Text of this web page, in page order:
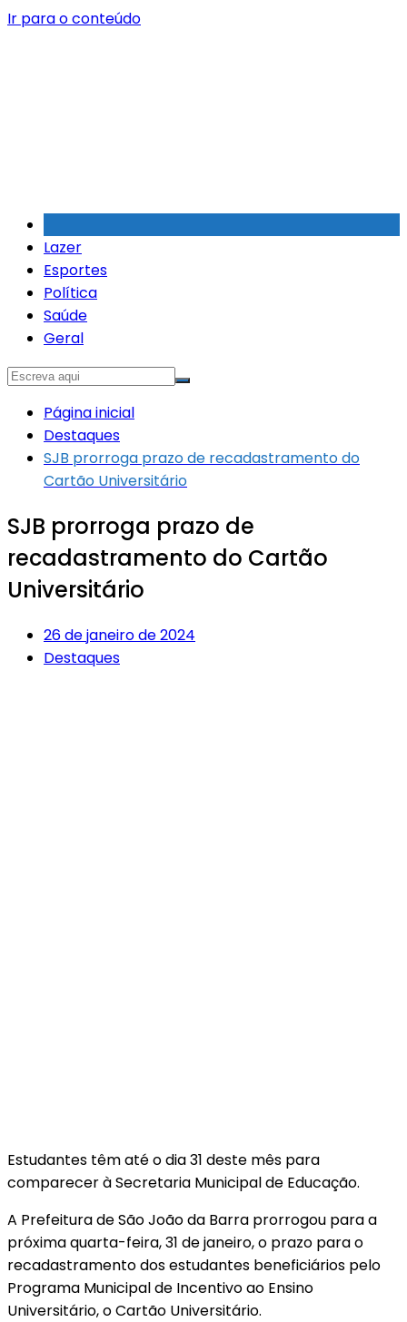
Ir para o conteúdo
Lazer
Esportes
Política
Saúde
Geral
Página inicial
Destaques
SJB prorroga prazo de recadastramento do
Cartão Universitário
SJB prorroga prazo de
recadastramento do Cartão
Universitário
26 de janeiro de 2024
Destaques
Estudantes têm até o dia 31 deste mês para
comparecer à Secretaria Municipal de Educação.
A Prefeitura de São João da Barra prorrogou para a
próxima quarta-feira, 31 de janeiro, o prazo para o
recadastramento dos estudantes beneficiários pelo
Programa Municipal de Incentivo ao Ensino
Universitário, o Cartão Universitário.